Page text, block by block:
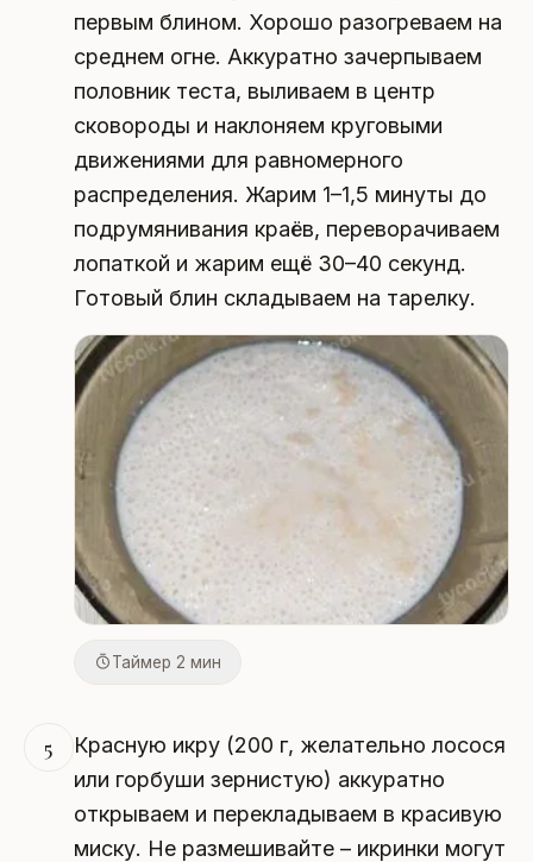
первым блином. Хорошо разогреваем на
среднем огне. Аккуратно зачерпываем
половник теста, выливаем в центр
сковороды и наклоняем круговыми
движениями для равномерного
распределения. Жарим 1–1,5 минуты до
подрумянивания краёв, переворачиваем
лопаткой и жарим ещё 30–40 секунд.
Готовый блин складываем на тарелку.
Таймер 2 мин
5
Красную икру (200 г, желательно лосося
или горбуши зернистую) аккуратно
открываем и перекладываем в красивую
миску. Не размешивайте – икринки могут